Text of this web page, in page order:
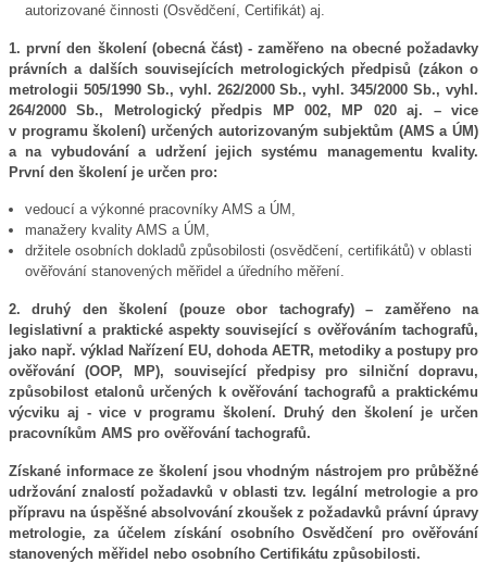
autorizované činnosti (Osvědčení, Certifikát) aj.
1. první den školení (obecná část) - zaměřeno na obecné požadavky
právních a dalších souvisejících metrologických předpisů (zákon o
metrologii 505/1990 Sb., vyhl. 262/2000 Sb., vyhl. 345/2000 Sb., vyhl.
264/2000 Sb., Metrologický předpis MP 002, MP 020 aj. – vice
v programu školení) určených autorizovaným subjektům (AMS a ÚM)
a na vybudování a udržení jejich systému managementu kvality.
První den školení je určen pro:
vedoucí a výkonné pracovníky AMS a ÚM,
manažery kvality AMS a ÚM,
držitele osobních dokladů způsobilosti (osvědčení, certifikátů) v oblasti
ověřování stanovených měřidel a úředního měření.
2. druhý den školení (pouze obor tachografy) – zaměřeno na
legislativní a praktické aspekty související s ověřováním tachografů,
jako např. výklad Nařízení EU, dohoda AETR, metodiky a postupy pro
ověřování (OOP, MP), související předpisy pro silniční dopravu,
způsobilost etalonů určených k ověřování tachografů a praktickému
výcviku aj - vice v programu školení. Druhý den školení je určen
pracovníkům AMS pro ověřování tachografů.
Získané informace ze školení jsou vhodným nástrojem pro průběžné
udržování znalostí požadavků v oblasti tzv. legální metrologie a pro
přípravu na úspěšné absolvování zkoušek z požadavků právní úpravy
metrologie, za účelem získání osobního Osvědčení pro ověřování
stanovených měřidel nebo osobního Certifikátu způsobilosti.